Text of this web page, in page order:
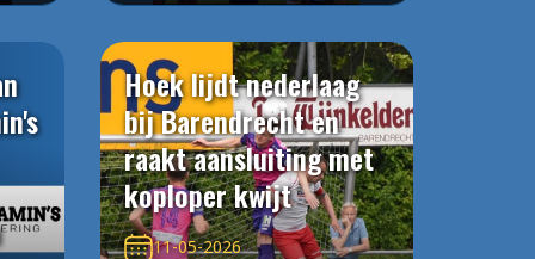
Hoek lijdt nederlaag
bij Barendrecht en
raakt aansluiting met
koploper kwijt
11-05-2026